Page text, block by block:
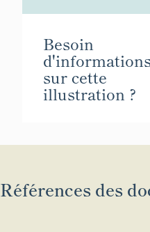
Besoin
sur cette
illustration ?
Références des